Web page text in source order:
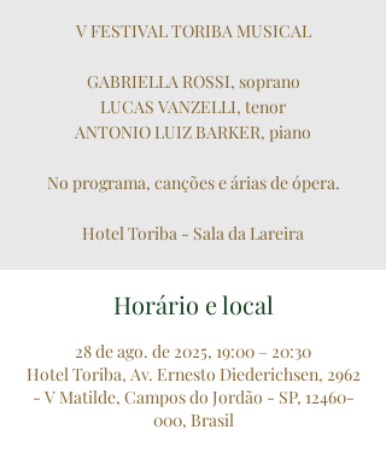
V FESTIVAL TORIBA MUSICAL
GABRIELLA ROSSI, soprano
LUCAS VANZELLI, tenor
ANTONIO LUIZ BARKER, piano
No programa, canções e árias de ópera.
Hotel Toriba - Sala da Lareira
Horário e local
28 de ago. de 2025, 19:00 – 20:30
Hotel Toriba, Av. Ernesto Diederichsen, 2962
- V Matilde, Campos do Jordão - SP, 12460-
000, Brasil